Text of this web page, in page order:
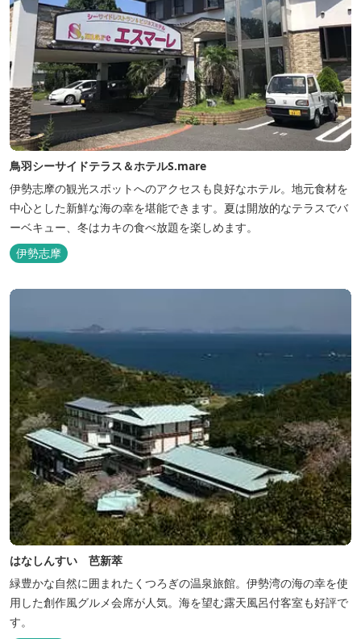
鳥羽シーサイドテラス＆ホテルS.mare
伊勢志摩の観光スポットへのアクセスも良好なホテル。地元食材を
中心とした新鮮な海の幸を堪能できます。夏は開放的なテラスでバ
ーベキュー、冬はカキの食べ放題を楽しめます。
伊勢志摩
はなしんすい 芭新萃
緑豊かな自然に囲まれたくつろぎの温泉旅館。伊勢湾の海の幸を使
用した創作風グルメ会席が人気。海を望む露天風呂付客室も好評で
す。